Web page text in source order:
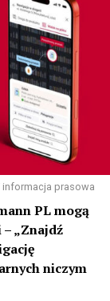
informacja prasowa
PL mogą
„Znajdź
niczym